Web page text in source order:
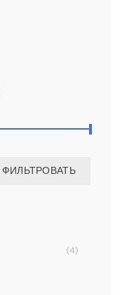
ФИЛЬТРОВАТЬ
(4)